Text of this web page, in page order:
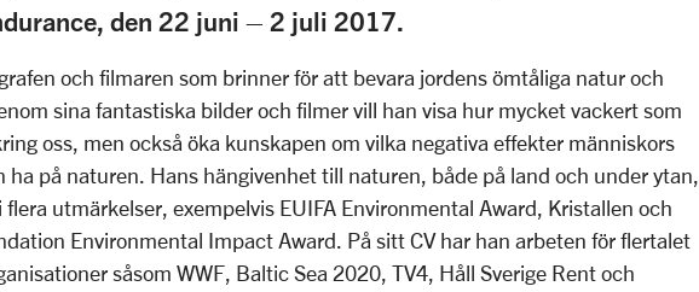
den 22 juni – 2 juli 2017.
och filmaren som brinner för att bevara jordens ömtåliga natur och
sina fantastiska bilder och filmer vill han visa hur mycket vackert som
oss, men också öka kunskapen om vilka negativa effekter människors
ha på naturen. Hans hängivenhet till naturen, både på land och under ytan,
utmärkelser, exempelvis EUIFA Environmental Award, Kristallen och
Environmental Impact Award. På sitt CV har han arbeten för flertalet
såsom WWF, Baltic Sea 2020, TV4, Håll Sverige Rent och